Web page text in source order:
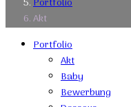
Akt
Portfolio
Akt
Baby
Bewerbung